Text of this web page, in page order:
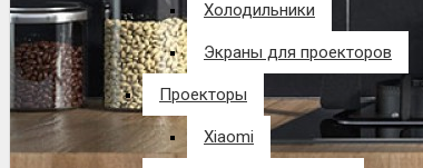
Холодильники
Экраны для проекторов
Проекторы
Xiaomi